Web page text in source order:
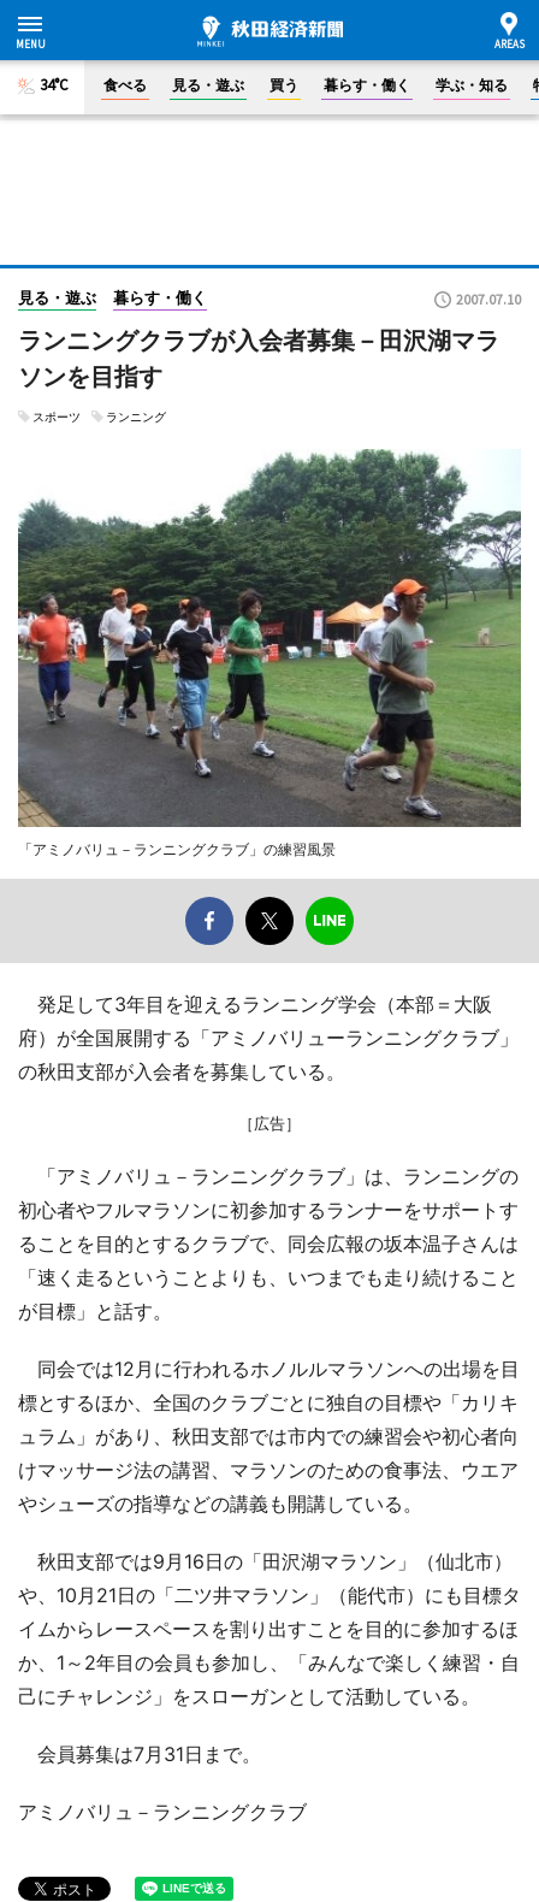
34°C 食べる 見る・遊ぶ 買う 暮らす・働く 学ぶ・知る
見る・遊ぶ 暮らす・働く 2007.07.10
ランニングクラブが入会者募集－田沢湖マラ
ソンを目指す
スポーツ ランニング
「アミノバリュ－ランニングクラブ」の練習風景
発足して3年目を迎えるランニング学会（本部＝大阪
府）が全国展開する「アミノバリューランニングクラブ」
の秋田支部が入会者を募集している。
［広告］
「アミノバリュ－ランニングクラブ」は、ランニングの
初心者やフルマラソンに初参加するランナーをサポートす
ることを目的とするクラブで、同会広報の坂本温子さんは
「速く走るということよりも、いつまでも走り続けること
が目標」と話す。
同会では12月に行われるホノルルマラソンへの出場を目
標とするほか、全国のクラブごとに独自の目標や「カリキ
ュラム」があり、秋田支部では市内での練習会や初心者向
けマッサージ法の講習、マラソンのための食事法、ウエア
やシューズの指導などの講義も開講している。
秋田支部では9月16日の「田沢湖マラソン」（仙北市）
や、10月21日の「二ツ井マラソン」（能代市）にも目標タ
イムからレースペースを割り出すことを目的に参加するほ
か、1～2年目の会員も参加し、「みんなで楽しく練習・自
己にチャレンジ」をスローガンとして活動している。
会員募集は7月31日まで。
アミノバリュ－ランニングクラブ